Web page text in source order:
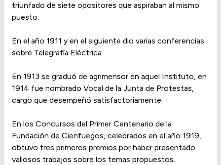
triunfado de siete opositores que aspiraban al mismo
puesto.
En el año 1911 y en el siguiente dio varias conferencias
sobre Telegrafía Eléctrica.
En 1913 se graduó de agrimensor en aquel Instituto, en
1914 fue nombrado Vocal de la Junta de Protestas,
cargo que desempeñó satisfactoriamente.
En los Concursos del Primer Centenario de la
Fundación de Cienfuegos, celebrados en el año 1919,
obtuvo tres primeros premios por haber presentado
valiosos trabajos sobre los temas propuestos.